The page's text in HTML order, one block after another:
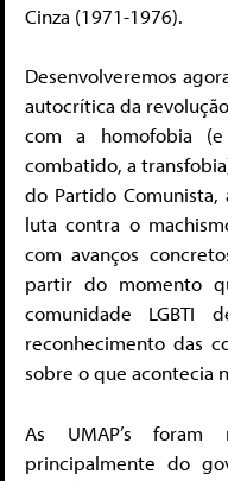
Cinza (1971-1976).
Desenvolveremos
autocrítica da
com a homofobia
combatido, a
do Partido
luta contra o
com avanços
partir do momento
comunidade LGBTI
reconhecimento das
sobre o que acontecia
As UMAP’s foram
principalmente do